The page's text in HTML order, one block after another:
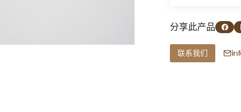
分享此产品 在 Facebook 上分享
联系我们